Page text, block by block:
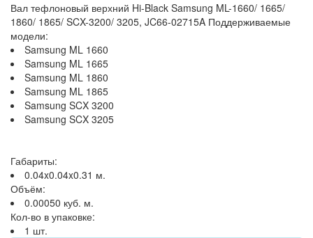
Вал тефлоновый верхний Hi-Black Samsung ML-1660/ 1665/
1860/ 1865/ SCX-3200/ 3205, JC66-02715A Поддерживаемые
модели:
Samsung ML 1660
Samsung ML 1665
Samsung ML 1860
Samsung ML 1865
Samsung SCX 3200
Samsung SCX 3205
Габариты:
0.04x0.04x0.31 м.
Объём:
0.00050 куб. м.
Кол-во в упаковке:
1 шт.